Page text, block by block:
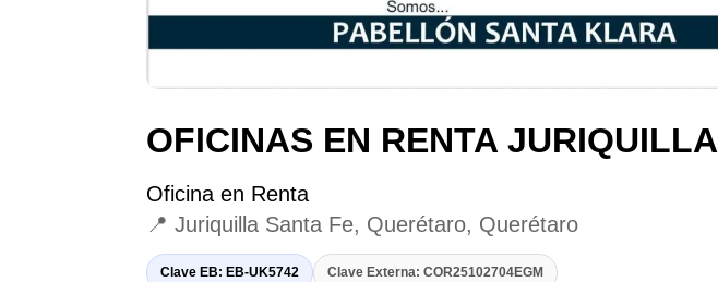
OFICINAS EN RENTA JURIQUILLA
Oficina en Renta
📍 Juriquilla Santa Fe, Querétaro, Querétaro
Clave EB: EB-UK5742 Clave Externa: COR25102704EGM